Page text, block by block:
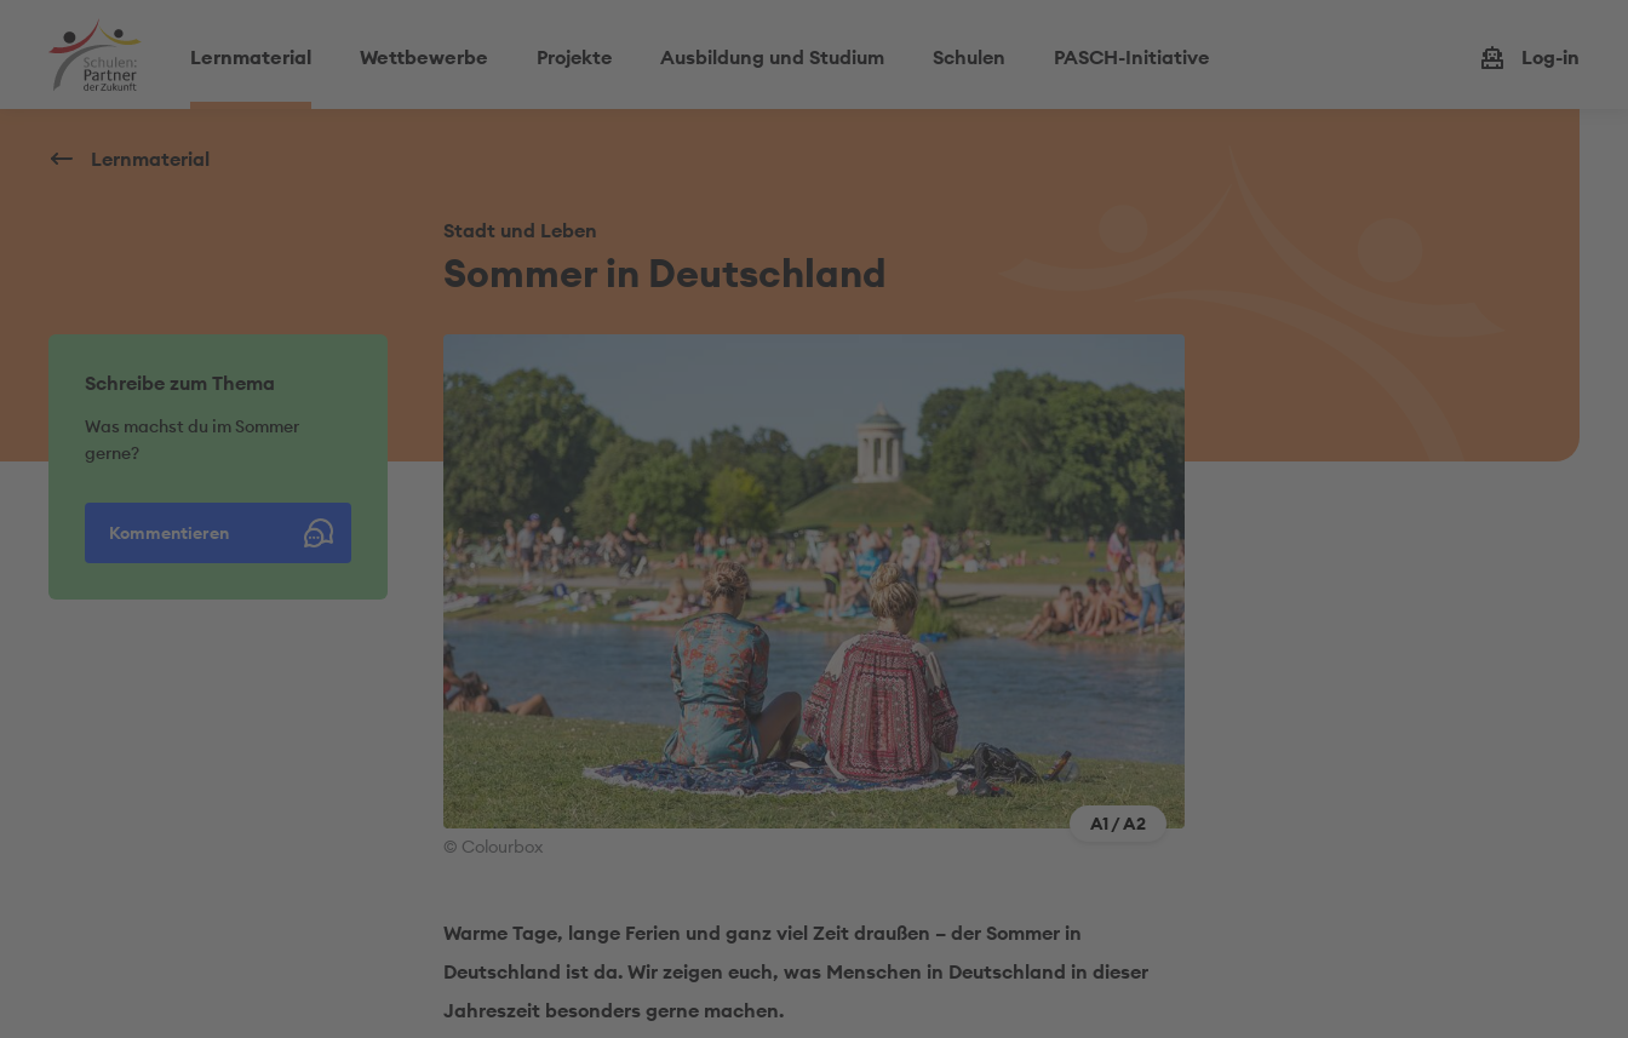
Lernmaterial Wettbewerbe Projekte Ausbildung und Studium Schulen PASCH-Initiative Log-in
Lernmaterial
Stadt und Leben
Sommer in Deutschland
Schreibe zum Thema
Was machst du im Sommer
gerne?
Kommentieren
A1 / A2
© Colourbox
Warme Tage, lange Ferien und ganz viel Zeit draußen – der Sommer in
Deutschland ist da. Wir zeigen euch, was Menschen in Deutschland in dieser
Jahreszeit besonders gerne machen.